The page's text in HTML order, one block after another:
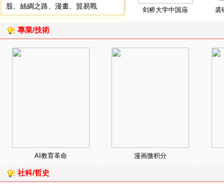
股
絲綢之路 漫畫 貿易戰 剑桥大学中国庙 裘
專業/技術
AI教育革命 漫画微积分
社科/哲史